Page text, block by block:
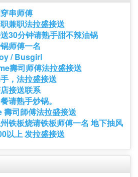
串师傅
兼职法拉盛接送
30分钟请熟手甜不辣油锅
师傅一名
/ Busgirl
壽司师傅法拉盛接送
，法拉盛接送
接送联系
请熟手炒锅。
壽司師傅法拉盛接送
铁板烧请铁板师傅一名 地下抽风
以上 发拉盛接送